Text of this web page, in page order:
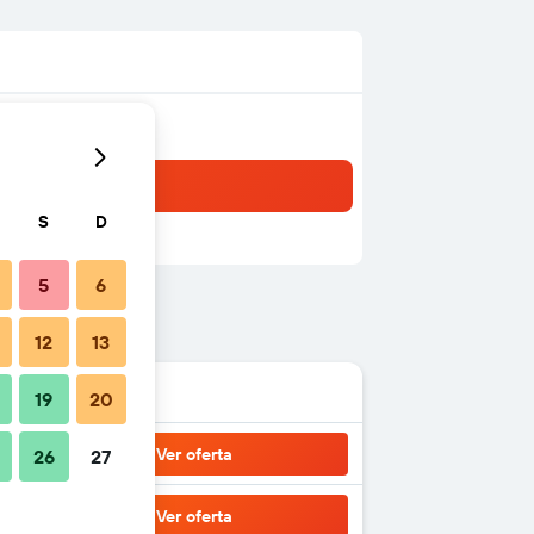
Ver oferta
Ver oferta
S D
5 6
12 13
19 20
26 27